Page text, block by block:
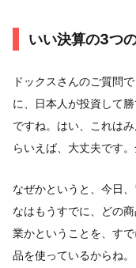
いい決算の3つ
ドックスさんのご質問
に、日本人が投資して
ですね。はい、これは
らいえば、大丈夫です
なぜかというと、今日
なはもうすでに、どの
業かということを、す
品を使っているからね。